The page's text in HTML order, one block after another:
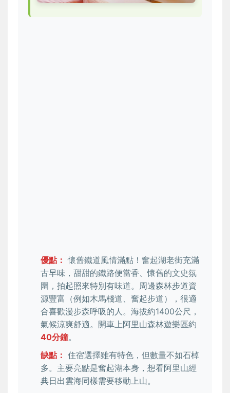
優點： 懷舊鐵道風情滿點！奮起湖老街充滿
古早味，甜甜的鐵路便當香、懷舊的文史氛
圍，拍起照來特別有味道。周邊森林步道資
源豐富（例如木馬棧道、奮起步道），很適
合喜歡漫步森呼吸的人。海拔約1400公尺，
氣候涼爽舒適。開車上阿里山森林遊樂區約
40分鐘。
缺點： 住宿選擇雖有特色，但數量不如石棹
多。主要亮點是奮起湖本身，想看阿里山經
典日出雲海同樣需要移動上山。